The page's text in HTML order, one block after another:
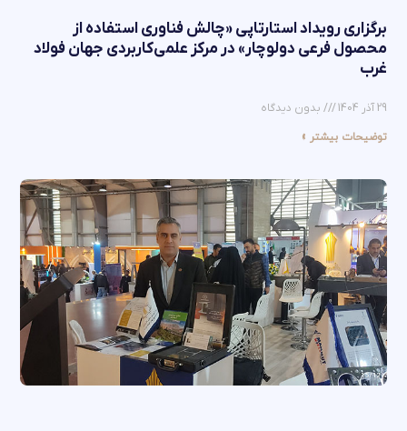
برگزاری رویداد استارتاپی «چالش فناوری استفاده از
محصول فرعی دولوچار» در مرکز علمی‌کاربردی جهان فولاد
غرب
29 آذر 1404
بدون دیدگاه
توضیحات بیشتر »